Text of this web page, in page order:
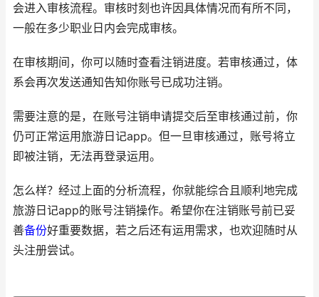
会进入审核流程。审核时刻也许因具体情况而有所不同，
一般在多少职业日内会完成审核。
在审核期间，你可以随时查看注销进度。若审核通过，体
系会再次发送通知告知你账号已成功注销。
需要注意的是，在账号注销申请提交后至审核通过前，你
仍可正常运用旅游日记app。但一旦审核通过，账号将立
即被注销，无法再登录运用。
怎么样？经过上面的分析流程，你就能综合且顺利地完成
旅游日记app的账号注销操作。希望你在注销账号前已妥
善备份好重要数据，若之后还有运用需求，也欢迎随时从
头注册尝试。